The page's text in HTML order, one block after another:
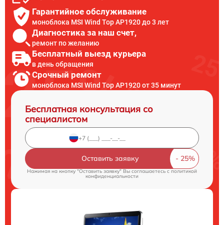
Гарантийное обслуживание
моноблока MSI Wind Top AP1920 до 3 лет
Диагностика за наш счет,
ремонт по желанию
Бесплатный выезд курьера
в день обращения
Срочный ремонт
моноблока MSI Wind Top AP1920 от 35 минут
Бесплатная консультация со
специалистом
Оставить заявку
Нажимая на кнопку "Оставить заявку" Вы соглашаетесь cполитикой
конфиденциальности